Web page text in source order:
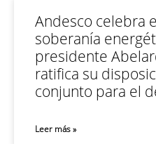
Andesco celebra
soberanía
presidente
ratifica su
conjunto para el
Leer más »